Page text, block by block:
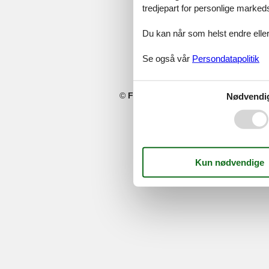
© Feline Holidays Feline Holidays A/
tredjepart for personlige
Du kan når som helst endre
Se også vår Persondatapolitik